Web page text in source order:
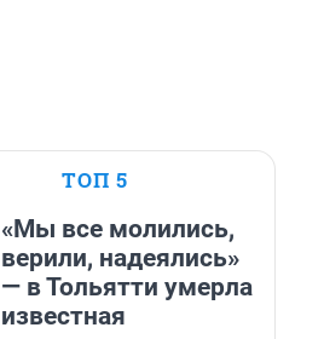
ТОП 5
«Мы все молились,
верили, надеялись»
— в Тольятти умерла
известная